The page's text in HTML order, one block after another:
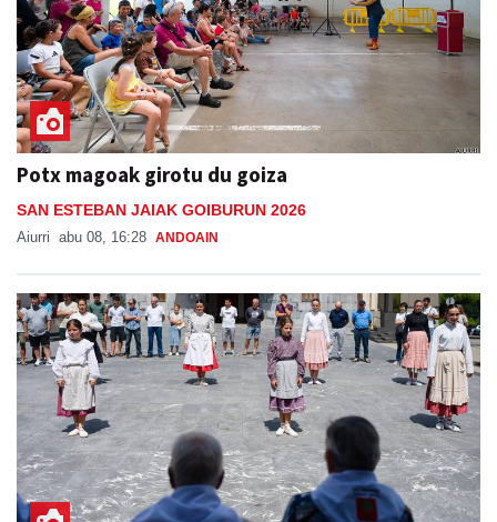
Potx magoak girotu du goiza
SAN ESTEBAN JAIAK GOIBURUN 2026
Aiurri abu 08, 16:28 ANDOAIN